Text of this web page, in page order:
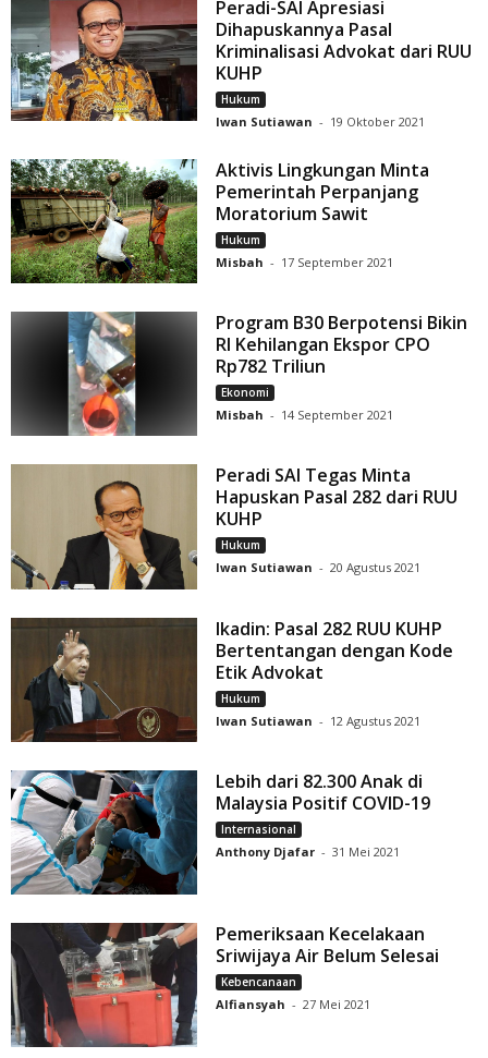
Peradi-SAI Apresiasi
Dihapuskannya Pasal
Kriminalisasi Advokat dari RUU
KUHP
Hukum
Iwan Sutiawan - 19 Oktober 2021
Aktivis Lingkungan Minta
Pemerintah Perpanjang
Moratorium Sawit
Hukum
Misbah - 17 September 2021
Program B30 Berpotensi Bikin
RI Kehilangan Ekspor CPO
Rp782 Triliun
Ekonomi
Misbah - 14 September 2021
Peradi SAI Tegas Minta
Hapuskan Pasal 282 dari RUU
KUHP
Hukum
Iwan Sutiawan - 20 Agustus 2021
Ikadin: Pasal 282 RUU KUHP
Bertentangan dengan Kode
Etik Advokat
Hukum
Iwan Sutiawan - 12 Agustus 2021
Lebih dari 82.300 Anak di
Malaysia Positif COVID-19
Internasional
Anthony Djafar - 31 Mei 2021
Pemeriksaan Kecelakaan
Sriwijaya Air Belum Selesai
Kebencanaan
Alfiansyah - 27 Mei 2021